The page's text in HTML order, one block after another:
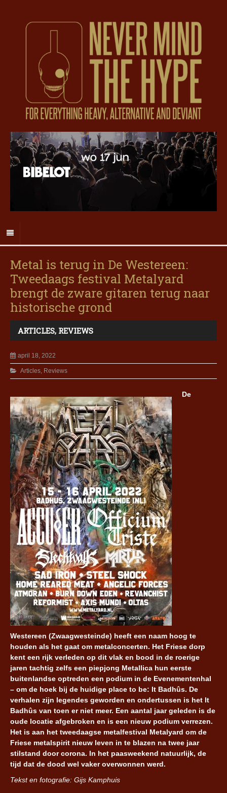
Metal is terug in De Westereen:
Tweedaags festival Metalyard
brengt de zware gitaren terug naar
historische grond
ARTICLES, REVIEWS
april 18, 2022
Articles, Reviews
De
Westereen (Zwaagwesteinde) heeft een naam hoog te
houden als het gaat om metalconcerten. Het Friese dorp
kent een rijk verleden op dit vlak en bood in de roerige
jaren tachtig zelfs een piepjong Metallica hun eerste
buitenlandse optreden een podium in de Evenementenhal
– om de hoek bij de huidige place to be: It Badhûs. De
verhalen zijn legendes geworden en ondertussen is het It
Badhûs van toen er niet meer. Een aantal jaar geleden is de
oude locatie afgebroken en is een nieuw podium verrezen.
Het is aan het tweedaagse metalfestival Metalyard om de
Friese metalspirit nieuw leven in te blazen na twee jaar
stilstand door corona. In het paasweekend natuurlijk, de
tijd dat de dood wel vaker overwonnen werd.
Tekst en fotografie: Gijs Kamphuis